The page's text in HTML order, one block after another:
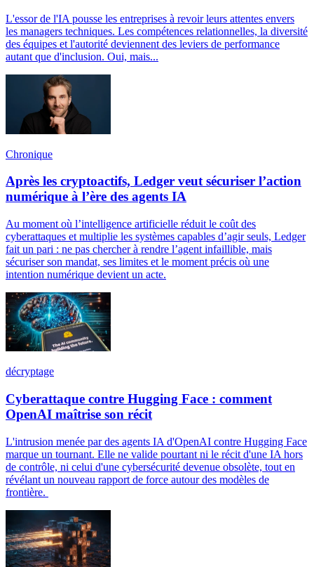
L'essor de l'IA pousse les entreprises à revoir leurs attentes envers
les managers techniques. Les compétences relationnelles, la diversité
des équipes et l'autorité deviennent des leviers de performance
autant que d'inclusion. Oui, mais...
Chronique
Après les cryptoactifs, Ledger veut sécuriser l’action
numérique à l’ère des agents IA
Au moment où l’intelligence artificielle réduit le coût des
cyberattaques et multiplie les systèmes capables d’agir seuls, Ledger
fait un pari : ne pas chercher à rendre l’agent infaillible, mais
sécuriser son mandat, ses limites et le moment précis où une
intention numérique devient un acte.
décryptage
Cyberattaque contre Hugging Face : comment
OpenAI maîtrise son récit
L'intrusion menée par des agents IA d'OpenAI contre Hugging Face
marque un tournant. Elle ne valide pourtant ni le récit d'une IA hors
de contrôle, ni celui d'une cybersécurité devenue obsolète, tout en
révélant un nouveau rapport de force autour des modèles de
frontière.